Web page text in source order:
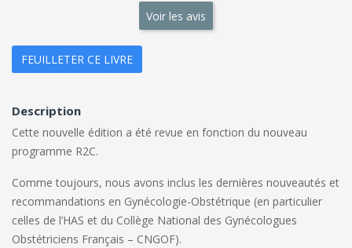
Voir les avis
FEUILLETER CE LIVRE
Description
Cette nouvelle édition a été revue en fonction du nouveau
programme R2C.
Comme toujours, nous avons inclus les dernières nouveautés et
recommandations en Gynécologie-Obstétrique (en particulier
celles de l’HAS et du Collège National des Gynécologues
Obstétriciens Français – CNGOF).